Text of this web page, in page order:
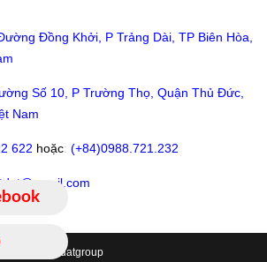
Đồng Khởi, P Trảng Dài, TP Biên Hòa,
Số 10, P Trường Thọ, Quận Thủ Đức,
Nam
622 hoặc: (+84)0988.721.232
về hoaphatdatgroup